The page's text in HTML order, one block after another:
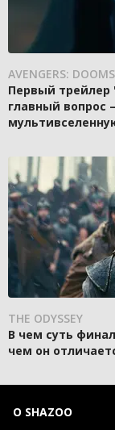
AVENGERS:
Первый
главный вопрос
THE ODYSSEY
В чем суть
чем он
О SHAZOO